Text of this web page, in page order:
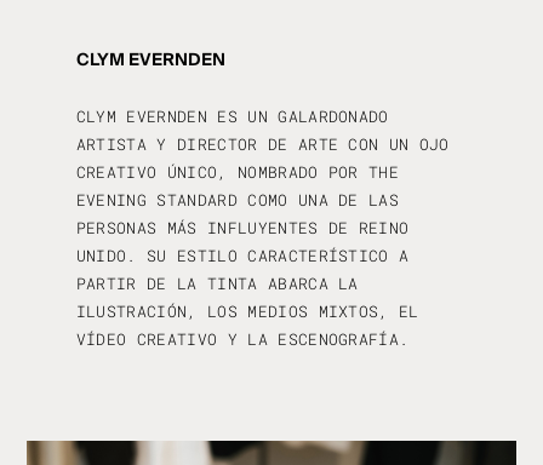
CLYM EVERNDEN
CLYM EVERNDEN ES UN GALARDONADO
ARTISTA Y DIRECTOR DE ARTE CON UN OJO
CREATIVO ÚNICO, NOMBRADO POR THE
EVENING STANDARD COMO UNA DE LAS
PERSONAS MÁS INFLUYENTES DE REINO
UNIDO. SU ESTILO CARACTERÍSTICO A
PARTIR DE LA TINTA ABARCA LA
ILUSTRACIÓN, LOS MEDIOS MIXTOS, EL
VÍDEO CREATIVO Y LA ESCENOGRAFÍA.